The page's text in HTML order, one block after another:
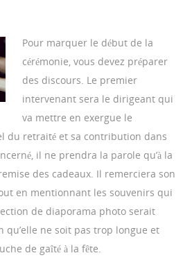
Pour marquer le début de la
cérémonie, vous devez préparer
des discours. Le premier
intervenant sera le dirigeant qui
va mettre en exergue le
du retraité et sa contribution dans
il ne prendra la parole qu’à la
des cadeaux. Il remerciera son
en mentionnant les souvenirs qui
de diaporama photo serait
qu’elle ne soit pas trop longue et
de gaîté à la fête.